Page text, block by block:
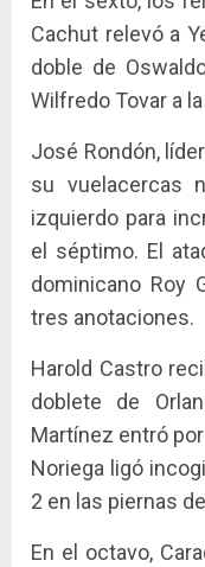
Cachut relevó a
doble de
Wilfredo Tovar a
José Rondón,
su vuelacercas
izquierdo para
el séptimo. El
dominicano Roy
tres anotaciones.
Harold Castro
doblete de
Martínez entró
Noriega ligó
2 en las piernas
En el octavo,